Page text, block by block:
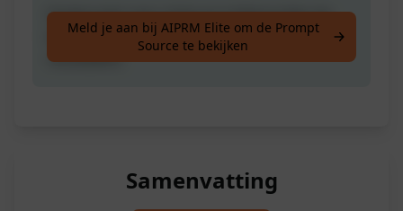
Onderzoek naar niche en trefwoorden (je
kunt opnieuw reageren voor betere
resultaten)
Meld je aan bij AIPRM Elite om de Prompt
Source te bekijken
Samenvatting